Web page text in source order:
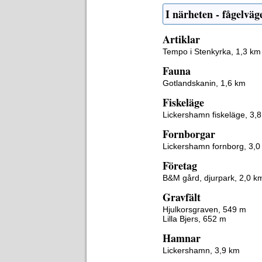
I närheten -
Artiklar
Tempo i Stenkyrka, 1,3 km
Fauna
Gotlandskanin, 1,6 km
Fiskeläge
Lickershamn fiskeläge,
Fornborgar
Lickershamn fornborg, 3,0
Företag
B&M gård, djurpark, 2,0
Gravfält
Hjulkorsgraven, 549 m
Lilla Bjers, 652 m
Hamnar
Lickershamn, 3,9 km